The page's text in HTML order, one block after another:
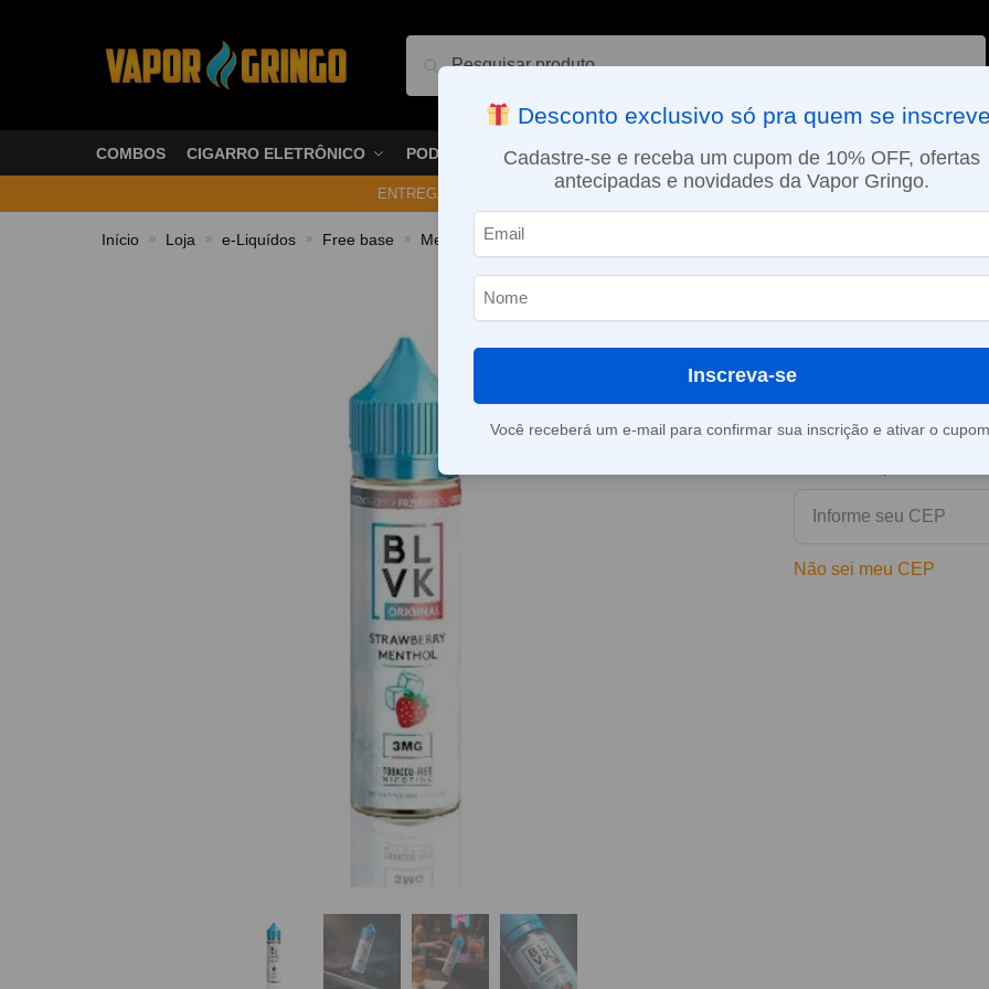
Pesquisar
COMBOS CIGARRO ELETRÔNICO PODS VAPORIZADOR DE ERVAS E-LIQUÍDOS NICOTINA ORAL
ENTREGA NO MESMO DIA EM SÃO PAULO (SEG A SEX): PEDIDOS APROVADOS ATÉ
Início » Loja » e-Liquídos » Free base » Mentolados »
Líquido Blvk
Strawberry –
Este produto está fora
Consultar prazo e valor
Não sei meu CEP
Desconto exclusivo só pra quem se
Cadastre-se e receba um cupom de 10% OFF, ofertas
antecipadas e novidades da Vapor Gringo.
Inscreva-se
Você receberá um e-mail para confirmar sua inscrição e ativar o